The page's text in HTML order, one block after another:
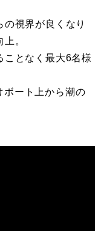
視界が良くなり
。
となく最大6名様
ート上から潮の